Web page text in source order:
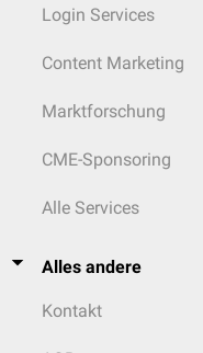
Login Services
Content Marketing
Marktforschung
CME-Sponsoring
Alle Services
Alles andere
Kontakt